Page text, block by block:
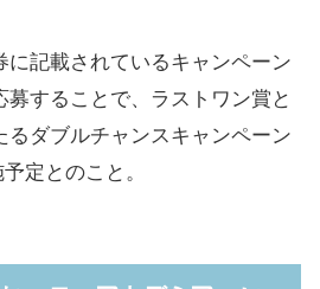
記載されているキャンペーン
することで、ラストワン賞と
るダブルチャンスキャンペーン
定とのこと。